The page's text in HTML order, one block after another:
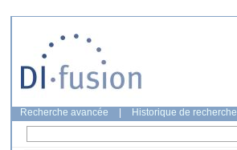
Recherche avancée Historique de recherche